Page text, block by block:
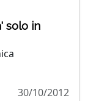
solo in
30/10/2012